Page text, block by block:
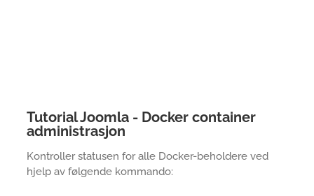
Tutorial Joomla - Docker container
administrasjon
Kontroller statusen for alle Docker-beholdere ved
hjelp av følgende kommando: